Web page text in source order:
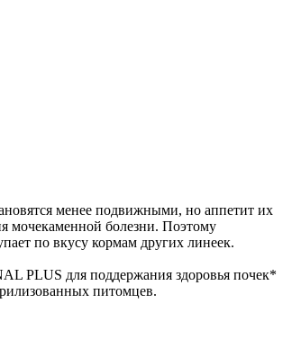
менее подвижными, но аппетит их
мочекаменной болезни. Поэтому
по вкусу кормам других линеек.
PLUS для поддержания здоровья почек*
питомцев.